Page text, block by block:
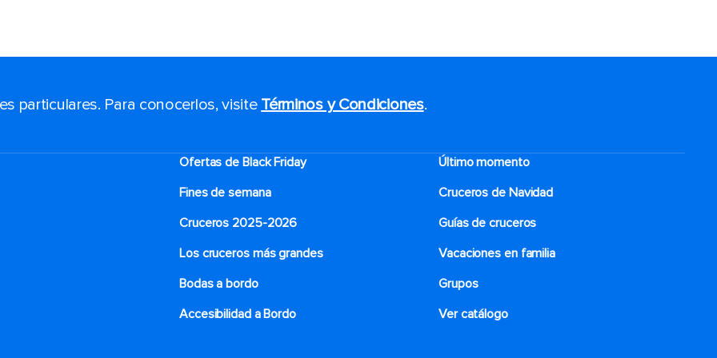
particulares. Para conocerlos, visite Términos y Condiciones.
Ofertas de Black Friday
Último momento
Fines de semana
Cruceros de Navidad
Cruceros 2025-2026
Guías de cruceros
Los cruceros más grandes
Vacaciones en familia
Bodas a bordo
Grupos
Accesibilidad a Bordo
Ver catálogo